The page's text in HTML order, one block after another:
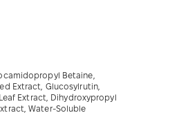
Betaine,
Extract, Glucosylrutin,
Extract, Dihydroxypropyl
Water-Soluble